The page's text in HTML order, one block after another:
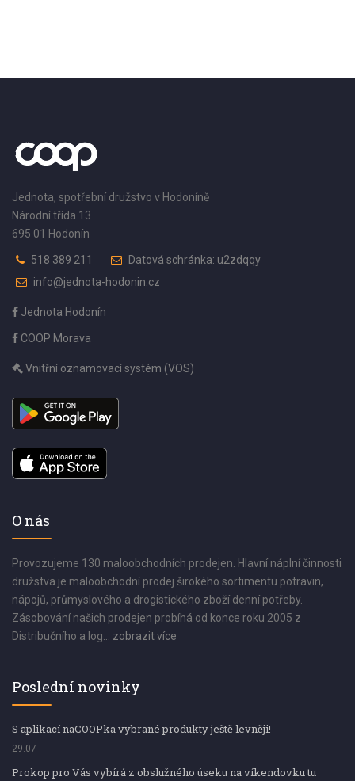
Jednota, spotřební družstvo v Hodoníně
Národní třída 13
695 01 Hodonín
518 389 211
Datová schránka: u2zdqqy
info@jednota-hodonin.cz
Jednota Hodonín
COOP Morava
Vnitřní oznamovací systém (VOS)
O nás
Provozujeme 130 maloobchodních prodejen. Hlavní náplní činnosti
družstva je maloobchodní prodej širokého sortimentu potravin,
nápojů, průmyslového a drogistického zboží denní potřeby.
Zásobování našich prodejen probíhá od konce roku 2005 z
Distribučního a log... zobrazit více
Poslední novinky
S aplikací naCOOPka vybrané produkty ještě levněji!
29.07
Prokop pro Vás vybírá z obslužného úseku na víkendovku tu